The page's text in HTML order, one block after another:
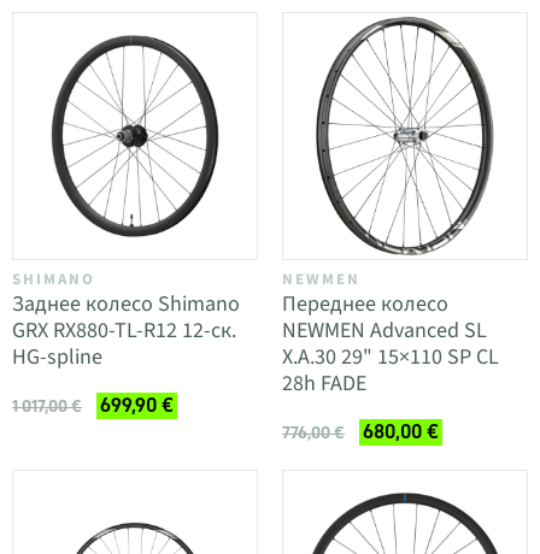
SHIMANO
Заднее колесо Shimano
GRX RX880-TL-R12 12-ск.
HG-spline
1 017,00 € 699,90 €
NEWMEN
Переднее колесо
NEWMEN Advanced SL
X.A.30 29" 15×110 SP CL
28h FADE
776,00 € 680,00 €